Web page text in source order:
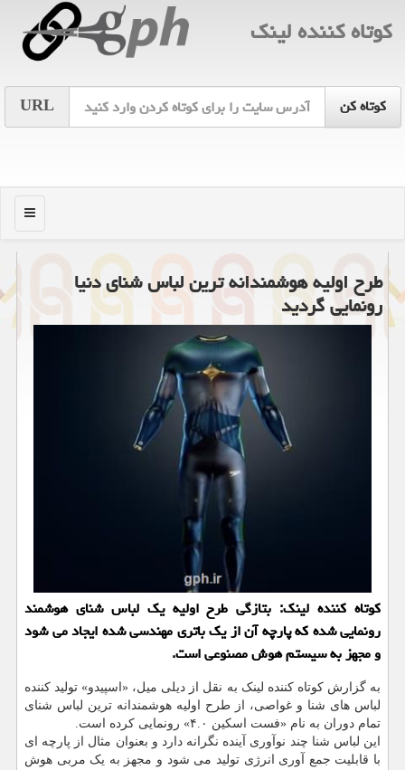
كوتاه كننده لینك
URL
منو
طرح اولیه هوشمندانه ترین لباس شنای دنیا
رونمایی گردید
کوتاه کننده لینک: بتازگی طرح اولیه یک لباس شنای هوشمند
رونمایی شده که پارچه آن از یک باتری مهندسی شده ایجاد می شود
و مجهز به سیستم هوش مصنوعی است.
به گزارش کوتاه کننده لینک به نقل از دیلی میل، «اسپیدو» تولید کننده
لباس های شنا و غواصی، از طرح اولیه هوشمندانه ترین لباس شنای
تمام دوران به نام «فست اسکین ۴.۰» رونمایی کرده است.
این لباس شنا چند نوآوری آینده نگرانه دارد و بعنوان مثال از پارچه ای
با قابلیت جمع آوری انرژی تولید می شود و مجهز به یک مربی هوش